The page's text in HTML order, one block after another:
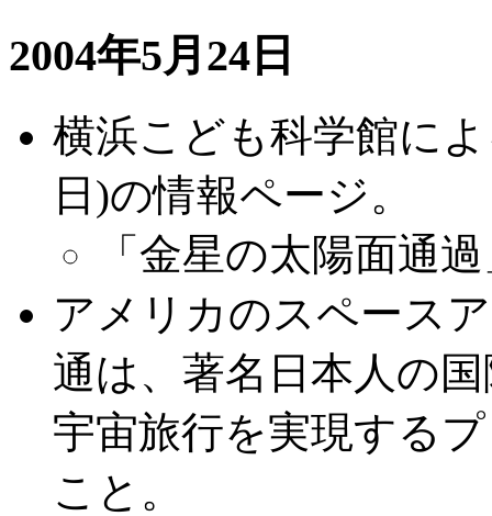
2004年5月24日
横浜こども科学館に
日)の情報ページ。
「金星の太陽面通
アメリカのスペース
通は、著名日本人の
宇宙旅行を実現する
こと。